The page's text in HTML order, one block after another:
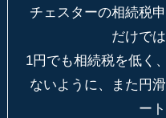
チェスターの相続税
だけで
1円でも相続税を低く
ないように、
また円
ー